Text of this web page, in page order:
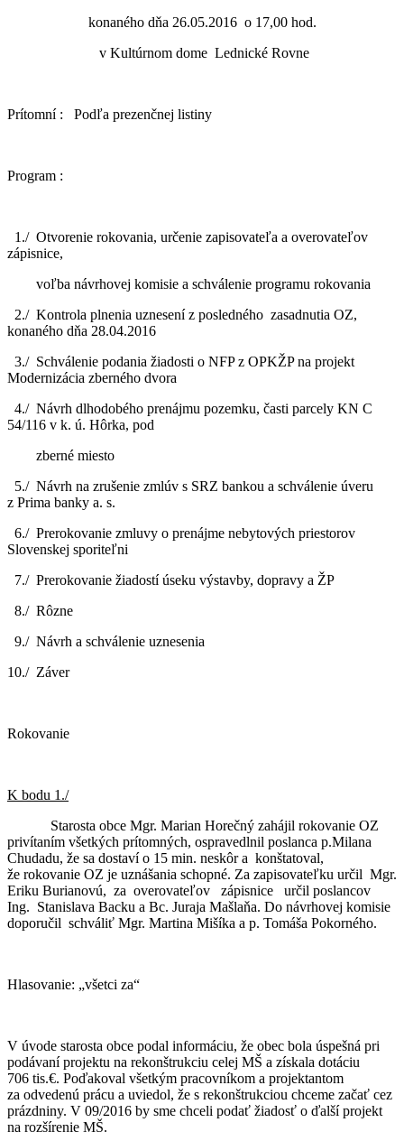
konaného dňa 26.05.2016 o 17,00 hod.
v Kultúrnom dome Lednické Rovne
Prítomní : Podľa prezenčnej listiny
Program :
1./ Otvorenie rokovania, určenie zapisovateľa a overovateľov
zápisnice,
voľba návrhovej komisie a schválenie programu rokovania
2./ Kontrola plnenia uznesení z posledného zasadnutia OZ,
konaného dňa 28.04.2016
3./ Schválenie podania žiadosti o NFP z OPKŽP na projekt
Modernizácia zberného dvora
4./ Návrh dlhodobého prenájmu pozemku, časti parcely KN C
54/116 v k. ú. Hôrka, pod
zberné miesto
5./ Návrh na zrušenie zmlúv s SRZ bankou a schválenie úveru
z Prima banky a. s.
6./ Prerokovanie zmluvy o prenájme nebytových priestorov
Slovenskej sporiteľni
7./ Prerokovanie žiadostí úseku výstavby, dopravy a ŽP
8./ Rôzne
9./ Návrh a schválenie uznesenia
10./ Záver
Rokovanie
K bodu 1./
Starosta obce Mgr. Marian Horečný zahájil rokovanie OZ
privítaním všetkých prítomných, ospravedlnil poslanca p.Milana
Chudadu, že sa dostaví o 15 min. neskôr a konštatoval,
že rokovanie OZ je uznášania schopné. Za zapisovateľku určil Mgr.
Eriku Burianovú, za overovateľov zápisnice určil poslancov
Ing. Stanislava Backu a Bc. Juraja Mašlaňa. Do návrhovej komisie
doporučil schváliť Mgr. Martina Mišíka a p. Tomáša Pokorného.
Hlasovanie: „všetci za“
V úvode starosta obce podal informáciu, že obec bola úspešná pri
podávaní projektu na rekonštrukciu celej MŠ a získala dotáciu
706 tis.€. Poďakoval všetkým pracovníkom a projektantom
za odvedenú prácu a uviedol, že s rekonštrukciou chceme začať cez
prázdniny. V 09/2016 by sme chceli podať žiadosť o ďalší projekt
na rozšírenie MŠ.